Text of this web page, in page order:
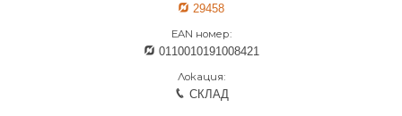
29458
EAN номер:
0110010191008421
Локация:
СКЛАД